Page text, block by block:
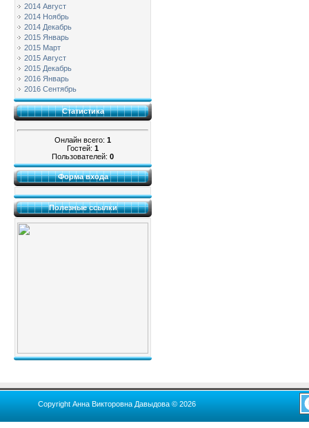
2014 Август
2014 Ноябрь
2014 Декабрь
2015 Январь
2015 Март
2015 Август
2015 Декабрь
2016 Январь
2016 Сентябрь
Статистика
Онлайн всего: 1
Гостей: 1
Пользователей: 0
Форма входа
Полезные ссылки
Copyright Анна Викторовна Давыдова © 2026